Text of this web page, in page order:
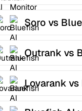
Soro vs
Outrank vs
Lovarank